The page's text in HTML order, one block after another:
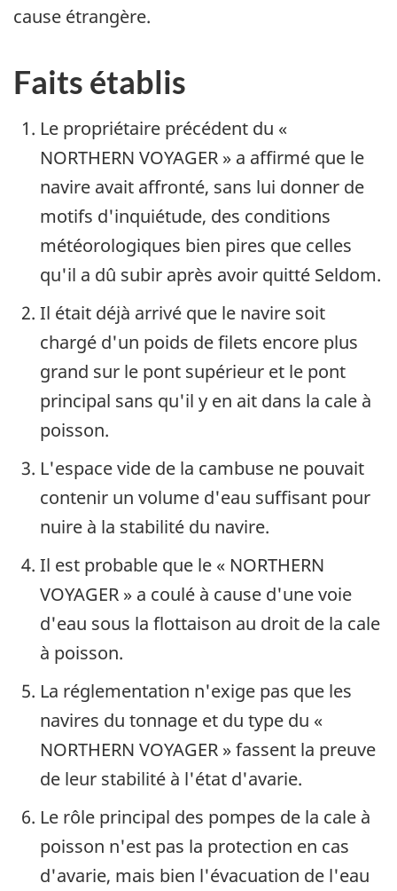
cause étrangère.
Faits établis
Le propriétaire précédent du «
NORTHERN VOYAGER » a affirmé que le
navire avait affronté, sans lui donner de
motifs d'inquiétude, des conditions
météorologiques bien pires que celles
qu'il a dû subir après avoir quitté Seldom.
Il était déjà arrivé que le navire soit
chargé d'un poids de filets encore plus
grand sur le pont supérieur et le pont
principal sans qu'il y en ait dans la cale à
poisson.
L'espace vide de la cambuse ne pouvait
contenir un volume d'eau suffisant pour
nuire à la stabilité du navire.
Il est probable que le « NORTHERN
VOYAGER » a coulé à cause d'une voie
d'eau sous la flottaison au droit de la cale
à poisson.
La réglementation n'exige pas que les
navires du tonnage et du type du «
NORTHERN VOYAGER » fassent la preuve
de leur stabilité à l'état d'avarie.
Le rôle principal des pompes de la cale à
poisson n'est pas la protection en cas
d'avarie, mais bien l'évacuation de l'eau